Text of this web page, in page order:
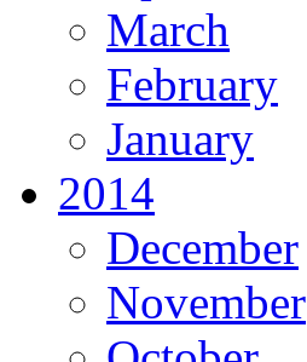
March
February
January
2014
December
November